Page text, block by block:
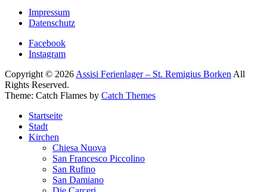
Impressum
Datenschutz
Facebook
Instagram
Copyright © 2026 Assisi Ferienlager – St. Remigius Borken All
Rights Reserved.
Theme: Catch Flames by Catch Themes
Startseite
Stadt
Kirchen
Chiesa Nuova
San Francesco Piccolino
San Rufino
San Damiano